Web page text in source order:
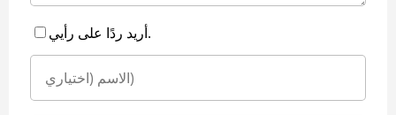
أريد ردًا على رأيي.